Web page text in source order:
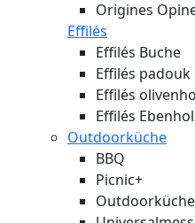
Origines
Effilés
Effilés Buche
Effilés padouk
Effilés
Effilés
Outdoorküche
BBQ
Picnic+